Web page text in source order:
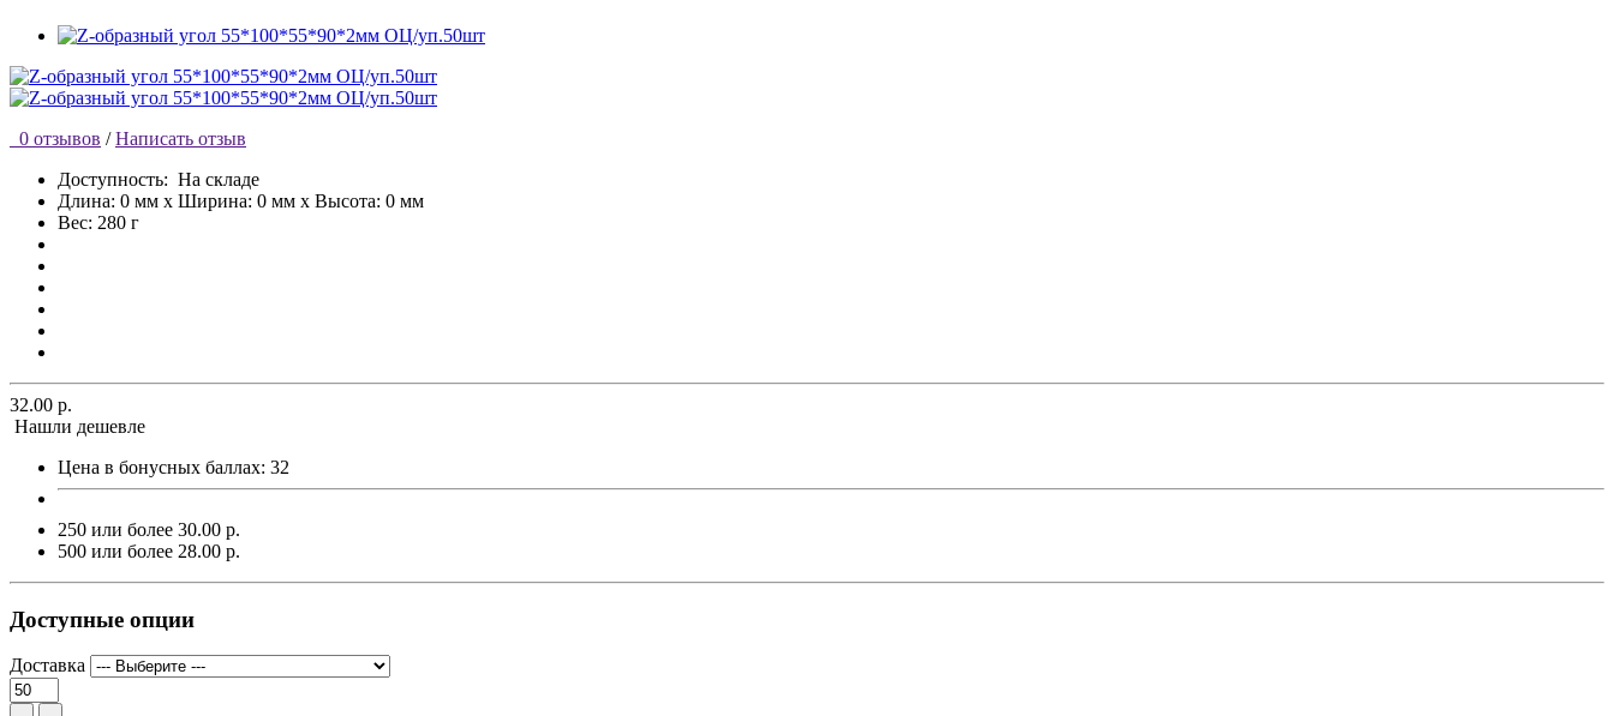
0 отзывов / Написать отзыв
Доступность: На складе
Длина: 0 мм x Ширина: 0 мм x Высота: 0 мм
Вес: 280 г
32.00 р.
Нашли дешевле
Цена в бонусных баллах: 32
250 или более 30.00 р.
500 или более 28.00 р.
Доступные опции
Доставка